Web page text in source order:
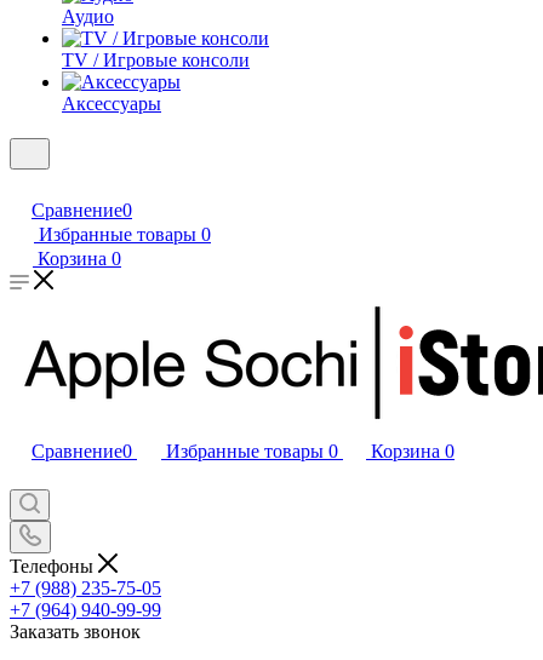
Аудио
TV / Игровые консоли
Аксессуары
Сравнение0
Избранные товары 0
Корзина 0
Сравнение0 Избранные товары 0 Корзина 0
Телефоны
+7 (988) 235-75-05
+7 (964) 940-99-99
Заказать звонок